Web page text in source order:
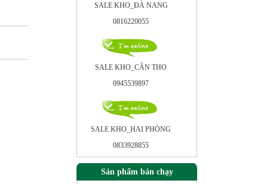
SALE KHO_ÐÀ NANG
0816220055
SALE KHO_CÂN THO
0945539897
SALE KHO_HAI PHÒNG
0833928855
Sản phẩm bán chạy